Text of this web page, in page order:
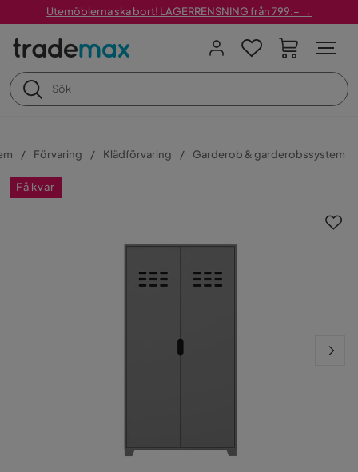
Utemöblerna ska bort! LAGERRENSNING från 799:– →
Förvaring Klädförvaring Garderob & garderobssystem
Få kvar